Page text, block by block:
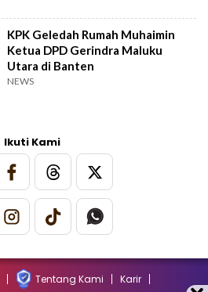
KPK Geledah Rumah Muhaimin
Ketua DPD Gerindra Maluku
Utara di Banten
NEWS
Ikuti Kami
Tentang Kami Karir